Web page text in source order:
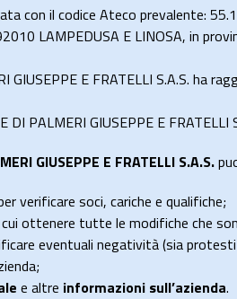
con il codice Ateco prevalente:
LAMPEDUSA E LINOSA, in
GIUSEPPE E FRATELLI S.A.S. ha
DI PALMERI GIUSEPPE E
GIUSEPPE E FRATELLI S.A.S.
verificare soci, cariche e qualifiche;
ottenere tutte le modifiche che
eventuali negatività (sia
e altre informazioni sull’azienda.